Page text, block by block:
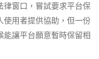
律窗口，嘗試要求平台保
用者提供協助，但一份
讓平台願意暫時保留相